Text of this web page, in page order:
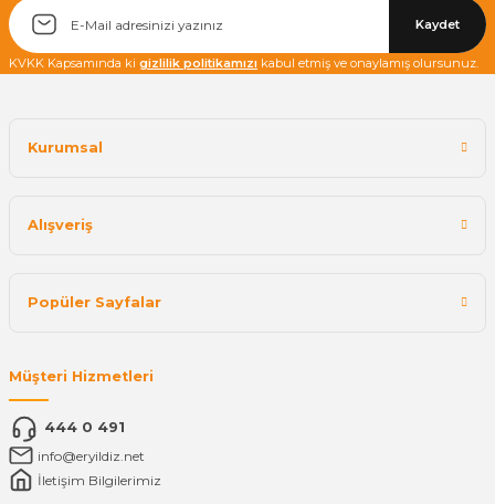
Kaydet
KVKK Kapsamında ki gizlilik politikamızı kabul etmiş ve onaylamış olursunuz.
Kurumsal
Alışveriş
Popüler Sayfalar
Müşteri Hizmetleri
444 0 491
info@eryildiz.net
İletişim Bilgilerimiz